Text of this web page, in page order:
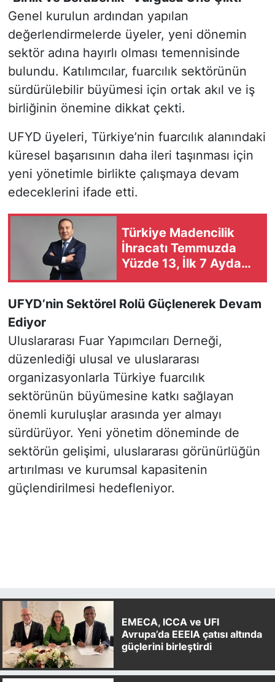
Genel kurulun ardından yapılan
değerlendirmelerde üyeler, yeni dönemin
sektör adına hayırlı olması temennisinde
bulundu. Katılımcılar, fuarcılık sektörünün
sürdürülebilir büyümesi için ortak akıl ve iş
birliğinin önemine dikkat çekti.
UFYD üyeleri, Türkiye’nin fuarcılık alanındaki
küresel başarısının daha ileri taşınması için
yeni yönetimle birlikte çalışmaya devam
edeceklerini ifade etti.
Türkiye Madencilik
İhracatı Temmuzda
Yüzde 13, İlk 7 Ayda
UFYD’nin Sektörel Rolü Güçlenerek Devam
Ediyor
Uluslararası Fuar Yapımcıları Derneği,
düzenlediği ulusal ve uluslararası
organizasyonlarla Türkiye fuarcılık
sektörünün büyümesine katkı sağlayan
önemli kuruluşlar arasında yer almayı
sürdürüyor. Yeni yönetim döneminde de
sektörün gelişimi, uluslararası görünürlüğün
artırılması ve kurumsal kapasitenin
güçlendirilmesi hedefleniyor.
EMECA, ICCA ve UFI
Avrupa’da EEEIA çatısı altında
güçlerini birleştirdi